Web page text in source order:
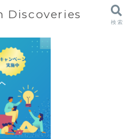
Discoveries
検索